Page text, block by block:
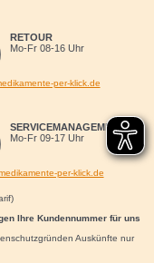
RETOUR
Mo-Fr 08-16 Uhr
per-klick.de
SERVICEMANAGEMENT
Mo-Fr 09-17 Uhr
per-klick.de
Ihre Kundennummer für uns
Auskünfte nur